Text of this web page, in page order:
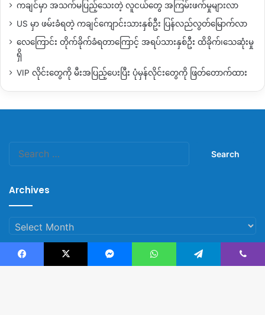
ကချင်မှာ အသက်မပြည့်သေးတဲ့ လူငယ်တွေ အကြမ်းဖက်မှုများလာ
US မှာ ဖမ်းခံရတဲ့ ကချင်ကျောင်းသားနှစ်ဦး ပြန်လည်လွတ်မြောက်လာ
လေကြောင်း တိုက်ခိုက်ခံရတာကြောင့် အရပ်သားနှစ်ဦး ထိခိုက်၊သေဆုံးမှု
ရှိ
VIP လိုင်းတွေကို မီးအပြည့်ပေးပြီး ပုံမှန်လိုင်းတွေကို ဖြတ်တောက်ထား
Archives
Archives
Facebook X Messenger WhatsApp Telegram Viber